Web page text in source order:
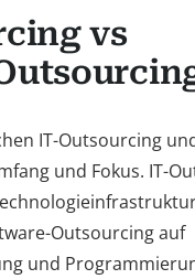
vs
IT-Outsourcing
und Fokus. IT-
Outsourcing auf
und